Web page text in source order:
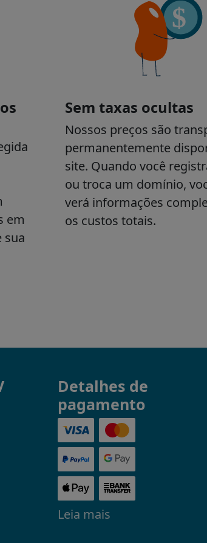
Detalhes de
pagamento
Leia mais